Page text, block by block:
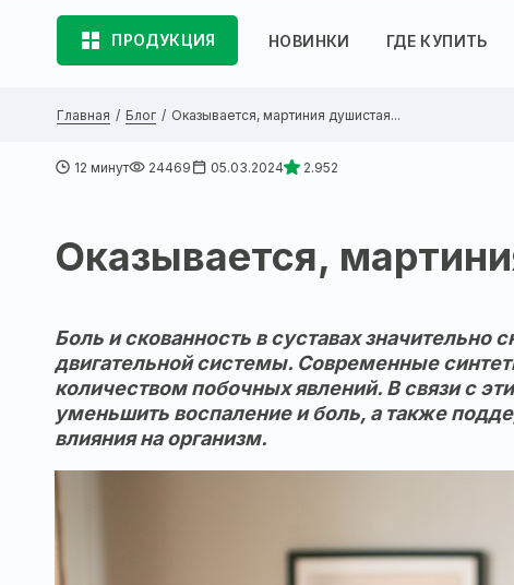
ПРОДУКЦИЯ НОВИНКИ ГДЕ КУПИТЬ
Главная Блог Оказывается, мартиния душистая...
12 минут 24469 05.03.2024 2.952
Оказывается,
Боль и скованность в суставах
двигательной системы. Современные
количеством побочных явлений. В связи с
уменьшить воспаление и боль, а также
влияния на организм.